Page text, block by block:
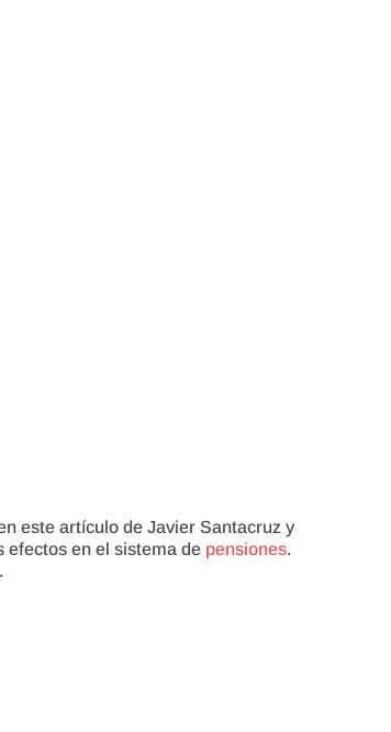
este artículo de Javier Santacruz y
efectos en el sistema de pensiones.